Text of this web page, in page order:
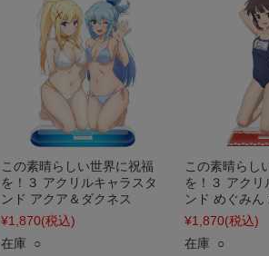
この素晴らしい世界に祝福
を！３ アクリルキャラスタ
ンド アクア＆ダクネス
¥1,870(税込)
在庫 ○
この素晴らし
を！３ アクリ
ンド めぐみん
¥1,870(税込)
在庫 ○